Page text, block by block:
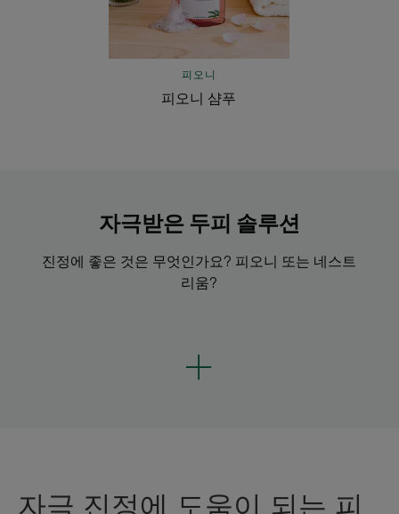
피오니
피오니 샴푸
자극받은 두피 솔루션
진정에 좋은 것은 무엇인가요? 피오니 또는 네스트
리움?
자극 진정에 도움이 되는 피